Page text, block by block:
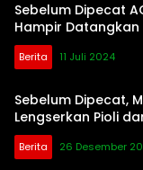
Sebelum Dipecat
Hampir Datangkan
Berita 11 Juli 2024
Sebelum Dipecat,
Lengserkan Pioli
Berita 26 Desember